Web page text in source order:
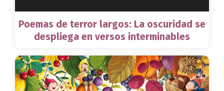
Poemas de terror largos: La oscuridad se
despliega en versos interminables